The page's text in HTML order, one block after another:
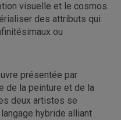
visuelle et le cosmos.
des attributs qui
ou
présentée par
de la peinture et de la
deux artistes se
hybride alliant